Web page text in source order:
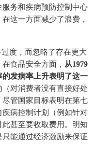
务和疾病预防控制中心
这一方面减少了浪费，
度，而忽略了存在更大
食品安全方面， 从1979
发病率上升表明了这一
对消费者没有直接好处
管国家目标表明在第七
病控制计划（例如针对
甚至要收取费用。明知
能通过经济激励来保证